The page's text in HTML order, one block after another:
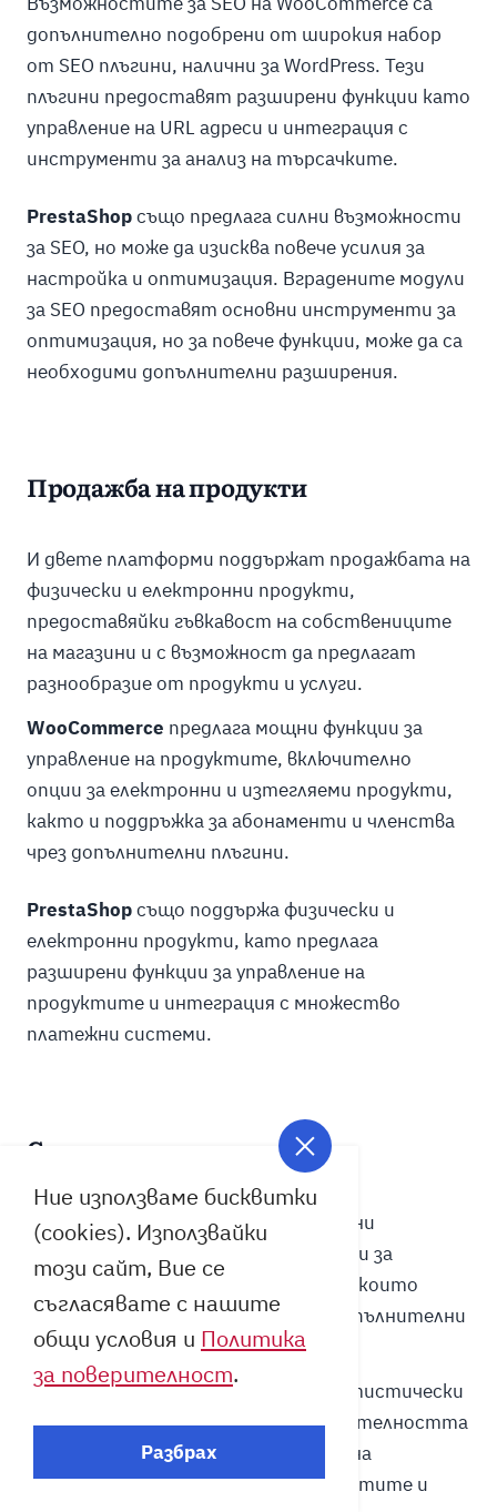
допълнително подобрени от широкия набор
от SEO плъгини, налични за WordPress. Тези
плъгини предоставят разширени функции като
управление на URL адреси и интеграция с
инструменти за анализ на търсачките.
PrestaShopсъщо предлага силни възможности
за SEO, но може да изисква повече усилия за
настройка и оптимизация. Вградените модули
за SEO предоставят основни инструменти за
оптимизация, но за повече функции, може да са
необходими допълнителни разширения.
Продажба на продукти
И двете платформи поддържат продажбата на
физически и електронни продукти,
предоставяйки гъвкавост на собствениците
на магазини и с възможност да предлагат
разнообразие от продукти и услуги.
WooCommerce предлага мощни функции за
управление на продуктите, включително
опции за електронни и изтегляеми продукти,
както и поддръжка за абонаменти и членства
чрез допълнителни плъгини.
PrestaShopсъщо поддържа физически и
електронни продукти, като предлага
разширени функции за управление на
продуктите и интеграция с множество
платежни системи.
Статистика на магазина
WooCommerce
предоставя детайлни
аналитични инструменти и отчети за
производителността на магазина, които
могат да бъдат разширени чрез допълнителни
плъгини за анализ и отчетност.
PrestaShopпредлага вградени статистически
модули за наблюдение на производителността
на магазина, включително анализи на
продажбите, поведението на клиентите и
Ние използваме бисквитки
(cookies). Използвайки
този сайт, Вие се
съгласявате с нашите
общи условия и Политика
за поверителност.
Разбрах